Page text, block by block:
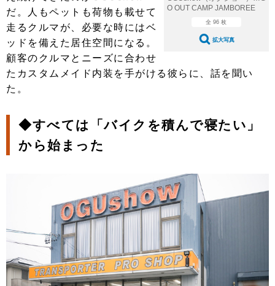
フィルム・ラッピング
ストップ 不具合修理＆粗悪修理
カーメーカー「旧車」関連プロジェ
クト
コラム
ショップ紹介
ショップレポート
レストア
カーメーカー「旧車」関連プロジ
コラム
イベント
O OUT CAMP JAMBOREE
全 96 枚
拡大写真
だ。人もペットも荷物も載せて
走るクルマが、必要な時にはベ
ッドを備えた居住空間になる。
顧客のクルマとニーズに合わせ
たカスタムメイド内装を手がける彼らに、話を聞い
た。
◆すべては「バイクを積んで寝たい」
から始まった